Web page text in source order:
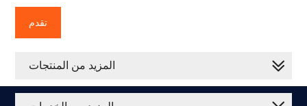
تقدم
المزيد من المنتجات